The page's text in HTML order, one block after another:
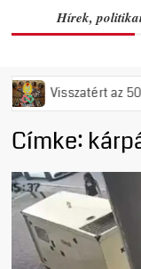
Hírek,
es évek
Címke: